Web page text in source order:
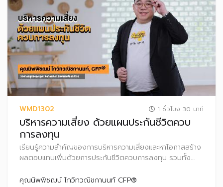
WMD1302 1 ชั่วโมง 30 นาที
บริหารความเสี่ยง ด้วยแผนประกันชีวิตควบ
การลงทุน
เรียนรู้ความสำคัญของการบริหารความเสี่ยงและหาโอกาสสร้าง
ผลตอบแทนเพิ่มด้วยการประกันชีวิตควบการลงทุน รวมทั้ง
เงินให้ตอบโจทย์ทุกเป้าหมายของชีวิต
คุณนิพพิชฌน์ โกวิทวณิชกานนท์ CFP®